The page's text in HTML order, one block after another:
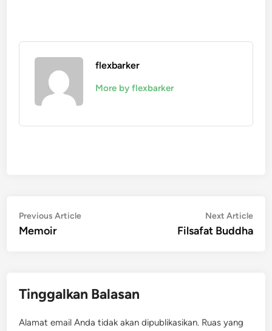
flexbarker
More by flexbarker
Navigasi
pos
Previous ArticlePrevious
Memoir
Next Article
Filsafat Buddha
Tinggalkan Balasan
Alamat email Anda tidak akan dipublikasikan. Ruas yang